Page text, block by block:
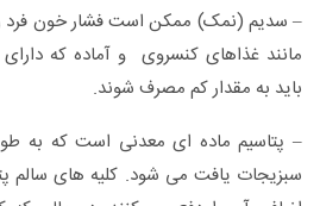
– سدیم (نمک) ممکن است فشار خون فرد را
مانند غذاهای کنسروی و آماده که
باید به مقدار کم مصرف شوند.
– پتاسیم ماده ای معدنی است که به
سبزیجات یافت می شود. کلیه های سالم